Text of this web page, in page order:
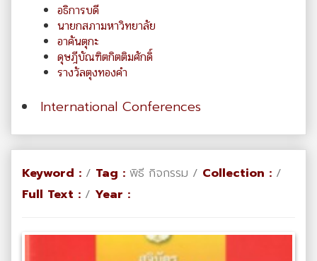
อธิการบดี
นายกสภามหาวิทยาลัย
อาคันตุกะ
ดุษฎีบัณฑิตกิตติมศักดิ์
รางวัลตุงทองคำ
International Conferences
Keyword : / Tag : พิธี กิจกรรม / Collection : /
Full Text : / Year :